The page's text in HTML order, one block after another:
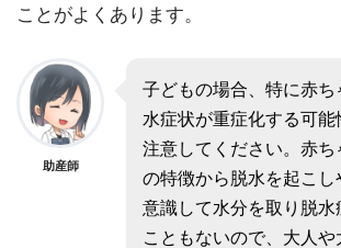
ことがよくあります。
助産師
子どもの場合、特に赤
水症状が重症化する可
注意してください。赤
の特徴から脱水を起こ
意識して水分を取り脱水
こともないので、大人や